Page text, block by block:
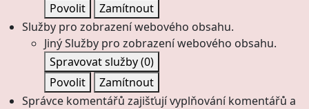
Povolit
Zamítnout
Služby pro zobrazení webového obsahu.
JinýSlužby pro zobrazení webového obsahu.
Spravovat služby(0)
Povolit
Zamítnout
Správce komentářů zajišťují vyplňování komentářů a